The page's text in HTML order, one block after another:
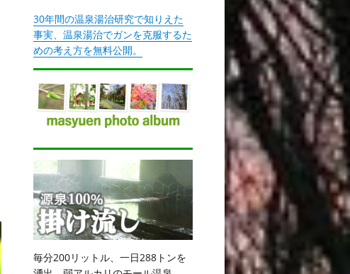
30年間の温泉湯治研究で知りえた
事実、温泉湯治でガンを克服するた
めの考え方を無料公開。
毎分200リットル、一日288トンを